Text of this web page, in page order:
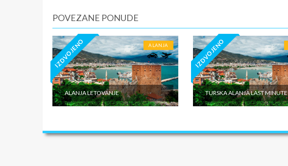
POVEZANE PONUDE
IZDVOJENO ALANJA
ALANJA LETOVANJE
IZDVOJENO
TURSKA ALANJA LAST MINUTE